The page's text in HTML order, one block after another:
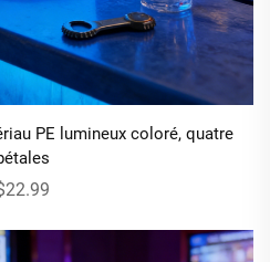
PE lumineux coloré, quatre